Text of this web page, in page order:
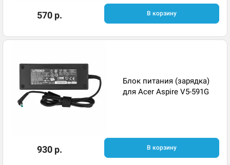
570 р. В корзину
Блок питания (зарядка)
для Acer Aspire V5-591G
930 р. В корзину